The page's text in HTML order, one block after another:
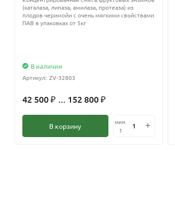
(каталаза, липаза, амилаза, протеаза) из
плодов черимойи с очень мягкими свойствами
ПАВ в упаковках от 5кг
В наличии
Артикул: ZV-32803
42 500 ₽ ... 152 800 ₽
В корзину
мин.
1